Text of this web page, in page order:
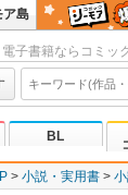
ア島
子書籍ならコミッ
BL
小説・実用書